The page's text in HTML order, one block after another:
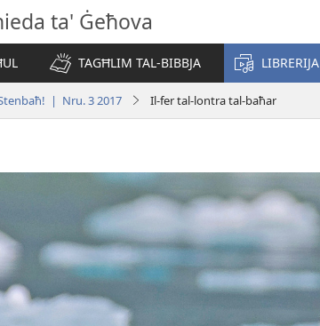
ta' Ġeħova
TAGĦLIM TAL-BIBBJA LIBRERIJA
| Nru. 3 2017 Il-fer tal-lontra tal-baħar